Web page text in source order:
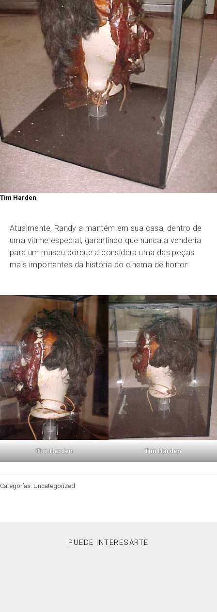
Tim Harden
Atualmente, Randy a mantém em sua casa, dentro de
uma vitrine especial, garantindo que nunca a venderia
para um museu porque a considera uma das peças
mais importantes da história do cinema de horror.
Tim Harden Tim Harden
Categorías: Uncategorized
PUEDE INTERESARTE